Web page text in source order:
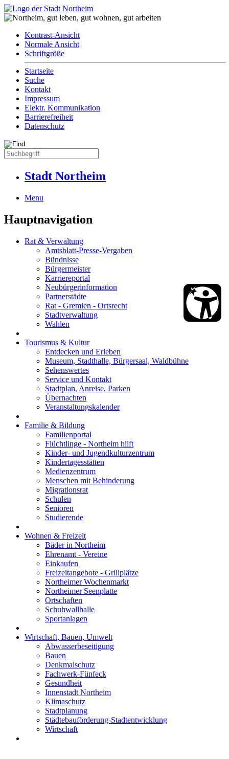
Kontrast-Ansicht
Normale Ansicht
Schriftgröße
Startseite
Suche
Kontakt
Impressum
Elektr. Kommunikation
Barrierefreiheit
Datenschutz
Stadt Northeim
Menu
Hauptnavigation
Rat & Verwaltung
Amtsblatt-Presse-Vergaben
Bündnisse
Bürgermeister
Karriereportal
Neubürgerinformation
Partnerstädte
Rat - Gremien - Ortsrecht
Stadtverwaltung
Wahlen
Tourismus & Kultur
Entdecken und Erleben
Museum, Stadthalle, Bürgersaal, Waldbühne
Sehenswertes
Service und Kontakt
Stadtplan, Anreise, Parken
Übernachten
Veranstaltungskalender
Familie & Bildung
Familienportal
Flüchtlinge - Northeim hilft
Kinder- und Jugendkulturzentrum
Kindertagesstätten
Medienzentrum
Menschen mit Behinderung
Migrationsrat
Schulen
Senioren
Studierende
Wohnen & Freizeit
Bäder in Northeim
Ehrenamt - Vereine
Einkaufen
Freizeitangebote - Grillplätze
Northeimer Wochenmarkt
Northeimer Seenplatte
Ortschaften
Schuhwallhalle
Sportanlagen
Wirtschaft, Bauen, Umwelt
Abwasserbeseitigung
Bauen
Denkmalschutz
Fachwerk-Fünfeck
Gesundheit
Innenstadt Northeim
Klimaschutz
Stadtplanung
Städtebauförderung-Stadtentwicklung
Wirtschaft